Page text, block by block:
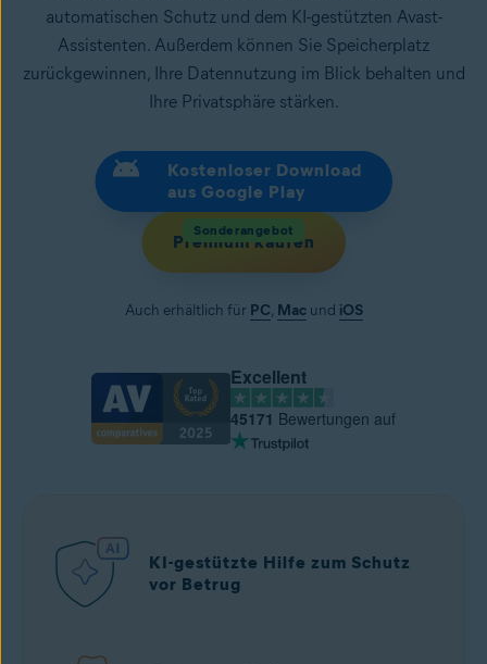
automatischen Schutz und dem KI-gestützten Avast-
Assistenten. Außerdem können Sie Speicherplatz
zurückgewinnen, Ihre Datennutzung im Blick behalten und
Ihre Privatsphäre stärken.
Kostenloser Download
aus Google Play
Premium kaufen
Sonderangebot
Auch erhältlich für PC, Macund iOS
Excellent
45171 Bewertungen auf
KI-gestützte Hilfe zum Schutz
vor Betrug